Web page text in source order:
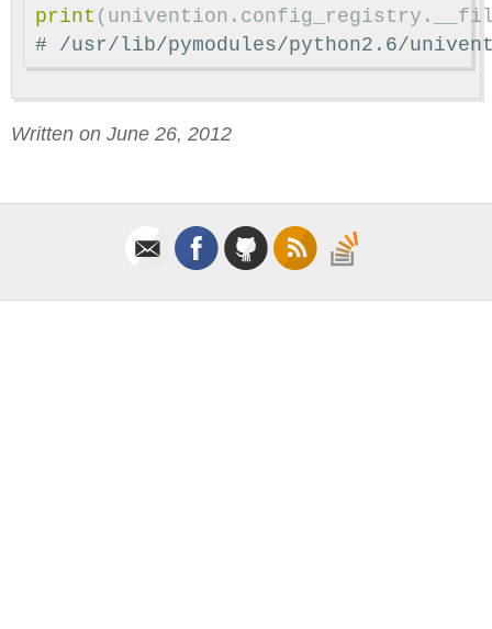
print ( univention . config_registry .
Written on June 26, 2012